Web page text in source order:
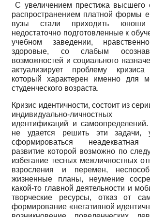
С увеличением престижа высшего
распространением платной формы
вузы стали приходить
недостаточно подготовленные к
учебном заведении,
здоровые, со слабым
возможностей и социального
актуализирует проблему кризиса
который характерен именно для
студенческого возраста.
Кризис идентичности, состоит из
индивидуально-
идентификаций и
не удается решить эти задачи,
сформироваться неадекватная
развитие которой возможно по
избегание тесных межличностных
взросления и перемен,
жизненные планы, неумение
какой-то главной деятельности и
творческие ресурсы, отказ от
формирование «негативной